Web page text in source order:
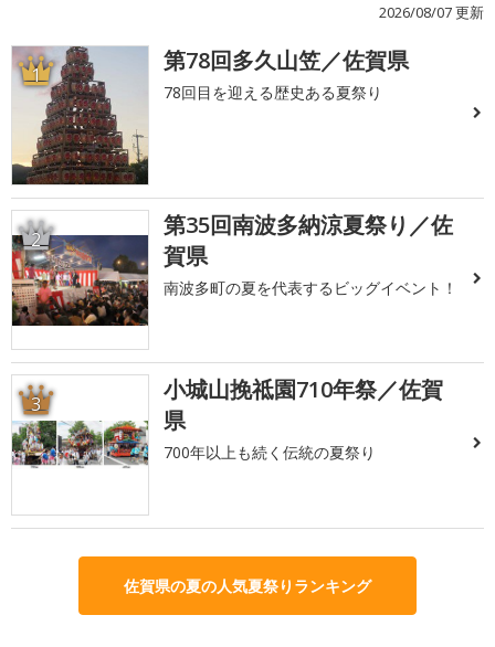
2026/08/07 更新
1 第78回多久山笠／佐賀県
78回目を迎える歴史ある夏祭り
2
第35回南波多納涼夏祭り／佐
賀県
南波多町の夏を代表するビッグイベント！
3
小城山挽祗園710年祭／佐賀
県
700年以上も続く伝統の夏祭り
佐賀県の夏の人気夏祭りランキング